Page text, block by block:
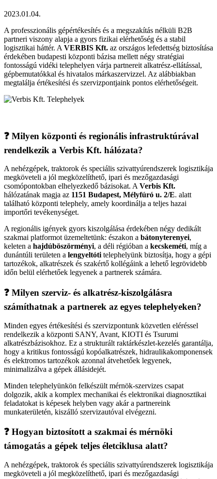
2023.01.04.
A professzionális gépértékesítés és a megszakítás nélküli B2B
partneri viszony alapja a gyors fizikai elérhetőség és a stabil
logisztikai háttér. A VERBIS Kft. az országos lefedettség biztosítása
érdekében budapesti központi bázisa mellett négy stratégiai
fontosságú vidéki telephelyen várja partnereit alkatrész-ellátással,
gépbemutatókkal és hivatalos márkaszervizzel. Az alábbiakban
megtalálja értékesítési és szervizpontjaink pontos elérhetőségeit.
❓ Milyen központi és regionális infrastruktúrával
rendelkezik a Verbis Kft. hálózata?
A nehézgépek, traktorok és speciális szivattyúrendszerek logisztikája
megköveteli a jól megközelíthető, ipari és mezőgazdasági
csomópontokban elhelyezkedő bázisokat. A Verbis Kft.
hálózatának magja az 1151 Budapest, Mélyfúró u. 2/E. alatt
található központi telephely, amely koordinálja a teljes hazai
importőri tevékenységet.
A regionális igények gyors kiszolgálása érdekében négy dedikált
szakmai platformot üzemeltetünk: északon a bátonyterenyei,
keleten a hajdúböszörményi, a déli régióban a kecskeméti, míg a
dunántúli területen a lengyeltóti telephelyünk biztosítja, hogy a gépi
tartozékok, alkatrészek és szakértő kollégáink a lehető legrövidebb
időn belül elérhetőek legyenek a partnerek számára.
❓ Milyen szerviz- és alkatrész-kiszolgálásra
számíthatnak a partnerek az egyes telephelyeken?
Minden egyes értékesítési és szervizpontunk közvetlen eléréssel
rendelkezik a központi SANY, Avant, KIOTI és Tsurumi
alkatrészbázisokhoz. Ez a strukturált raktárkészlet-kezelés garantálja,
hogy a kritikus fontosságú kopóalkatrészek, hidraulikakomponensek
és elektromos tartozékok azonnal átvehetőek legyenek,
minimalizálva a gépek állásidejét.
Minden telephelyünkön felkészült mérnök-szervizes csapat
dolgozik, akik a komplex mechanikai és elektronikai diagnosztikai
feladatokat is képesek helyben vagy akár a partnereink
munkaterületén, kiszálló szervizautóval elvégezni.
❓ Hogyan biztosított a szakmai és mérnöki
támogatás a gépek teljes életciklusa alatt?
A nehézgépek, traktorok és speciális szivattyúrendszerek logisztikája
megköveteli a jól megközelíthető, ipari és mezőgazdasági